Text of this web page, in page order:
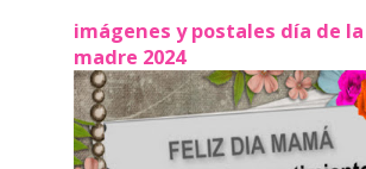
imágenes y postales día de la
madre 2024